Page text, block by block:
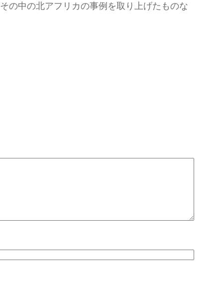
の中の北アフリカの事例を取り上げたものな